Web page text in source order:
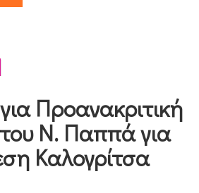
Προανακριτική
Ν. Παππά για
Καλογρίτσα